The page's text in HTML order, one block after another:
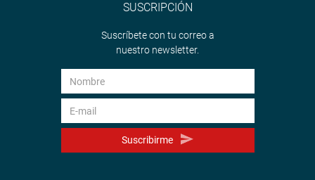
SUSCRIPCIÓN
Suscríbete con tu correo a
nuestro newsletter.
Suscribirme